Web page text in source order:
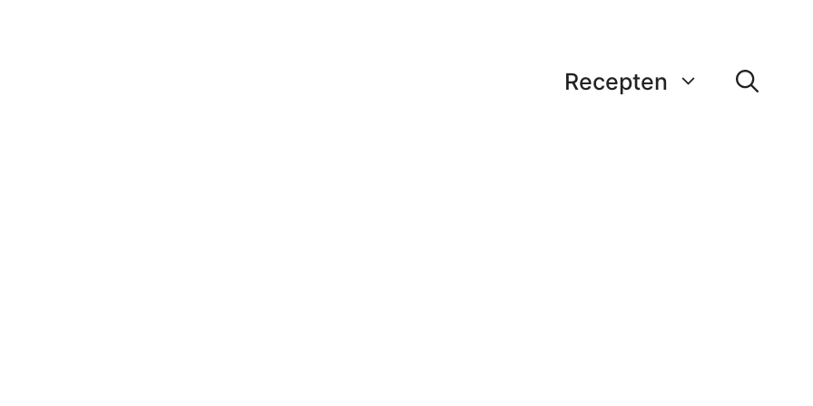
Recepten